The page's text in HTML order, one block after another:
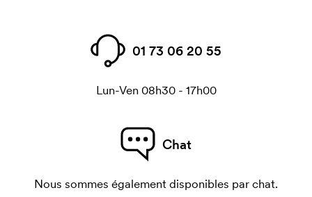
01 73 06 20 55
Lun-Ven 08h30 - 17h00
Chat
Nous sommes également disponibles par chat.